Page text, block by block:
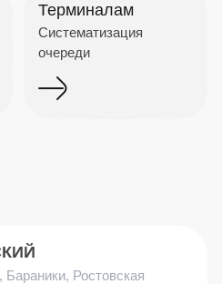
Терминалам
Систематизация
очереди
Ростовская